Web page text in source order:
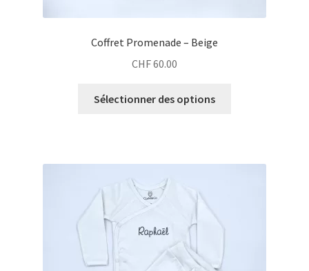
Coffret Promenade – Beige
CHF60.00
Sélectionner des options